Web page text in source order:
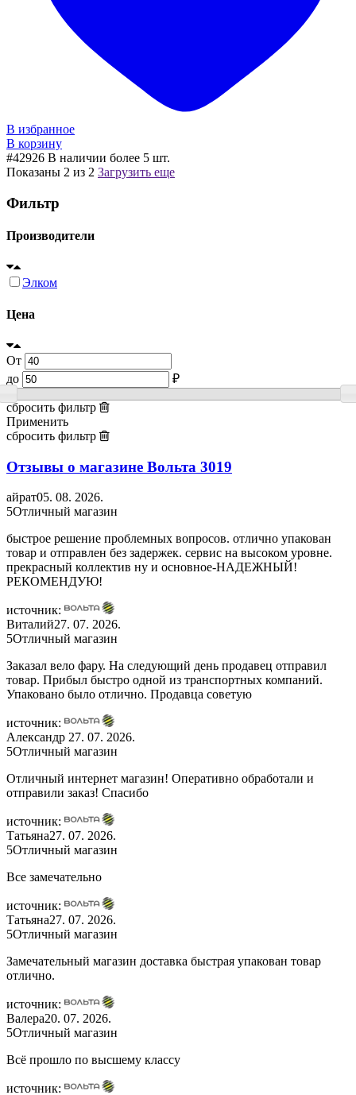
В избранное
В корзину
#42926 В наличии более 5 шт.
Показаны 2 из 2 Загрузить еще
Фильтр
Производители
Элком
Цена
От
до
₽
сбросить фильтр
Применить
сбросить фильтр
Отзывы о магазине Вольта 3019
айрат05. 08. 2026.
5Отличный магазин
быстрое решение проблемных вопросов. отлично упакован
товар и отправлен без задержек. сервис на высоком уровне.
прекрасный коллектив ну и основное-НАДЕЖНЫЙ!
РЕКОМЕНДУЮ!
источник:
Виталий27. 07. 2026.
5Отличный магазин
Заказал вело фару. На следующий день продавец отправил
товар. Прибыл быстро одной из транспортных компаний.
Упаковано было отлично. Продавца советую
источник:
Александр 27. 07. 2026.
5Отличный магазин
Отличный интернет магазин! Оперативно обработали и
отправили заказ! Спасибо
источник:
Татьяна27. 07. 2026.
5Отличный магазин
Все замечательно
источник:
Татьяна27. 07. 2026.
5Отличный магазин
Замечательный магазин доставка быстрая упакован товар
отлично.
источник:
Валера20. 07. 2026.
5Отличный магазин
Всё прошло по высшему классу
источник: